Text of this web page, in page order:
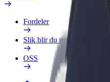
Fordeler
Slik blir du med
OSS